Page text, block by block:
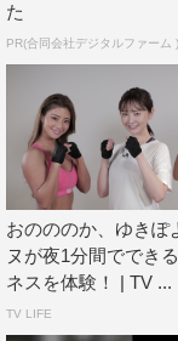
た
PR(合同会社デジタルファーム )
おのののか、ゆきぽ
ヌが夜1分間ででき
ネスを体験！ | TV ...
TV LIFE